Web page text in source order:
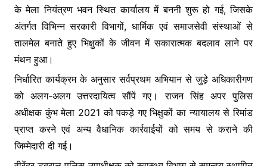
के मेला नियंत्रण भवन स्थित कार्यालय में बननी शुरू हो गई, जिसके
अंतर्गत विभिन्न सरकारी विभागों, धार्मिक एवं समाजसेवी संस्थाओं से
तालमेल बनाते हुए भिक्षुकों के जीवन में सकारात्मक बदलाव लाने पर
मंथन हुआ।
निर्धारित कार्यक्रम के अनुसार सर्वप्रथम अभियान से जुड़े अधिकारीगण
को अलग-अलग उत्तरदायित्व सौंपें गए। राजन सिंह अपर पुलिस
अधीक्षक कुंभ मेला 2021 को पकड़े गए भिक्षुकों का न्यायालय से रिमांड
प्राप्त करने एवं अन्य वैधानिक कार्रवाईयों को समय से कराने की
जिम्मेदारी दी गई।